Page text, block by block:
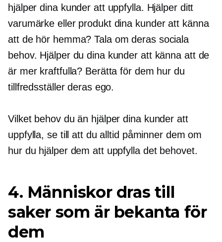
hjälper dina kunder att uppfylla. Hjälper ditt
varumärke eller produkt dina kunder att känna
att de hör hemma? Tala om deras sociala
behov. Hjälper du dina kunder att känna att de
är mer kraftfulla? Berätta för dem hur du
tillfredsställer deras ego.
Vilket behov du än hjälper dina kunder att
uppfylla, se till att du alltid påminner dem om
hur du hjälper dem att uppfylla det behovet.
4. Människor dras till
saker som är bekanta för
dem